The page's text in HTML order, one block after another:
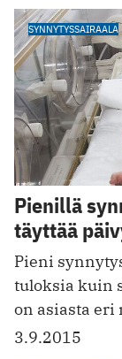
SYNNYTYSSAIRAALA
Pienillä
täyttää
Pieni
tuloksia kuin
on asiasta eri
3.9.2015